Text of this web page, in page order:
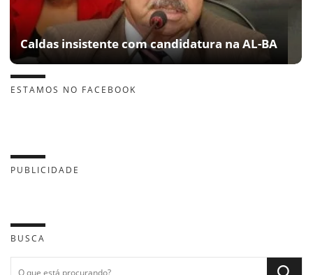
Caldas insistente com candidatura na AL-BA
ESTAMOS NO FACEBOOK
PUBLICIDADE
BUSCA